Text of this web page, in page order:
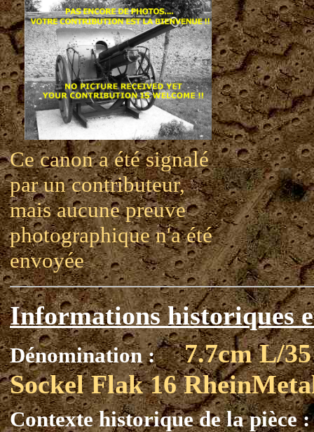
Ce canon a été signalé
par un contributeur,
mais aucune preuve
photographique n'a été
envoyée
Informations historiques
Dénomination :
7.7cm L/35
Sockel Flak 16
Contexte historique de la pièce :